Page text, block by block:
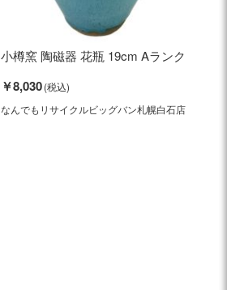
小樽窯 陶磁器 花瓶 19cm Aランク
￥8,030
なんでもリサイクルビッグバン札幌白石店